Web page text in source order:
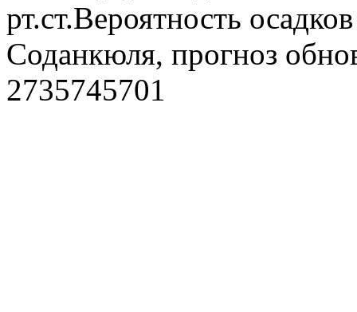
рт.ст.Вероятность
Соданкюля, прогноз
2735745701